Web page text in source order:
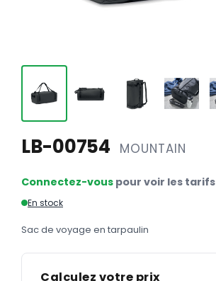
Tête de lettre
Sous-mains
Chemises
LB-00754 MOUNTAIN
Connectez-vous pour voir les tarifs
En stock
Sac de voyage en tarpaulin
Calculez votre prix